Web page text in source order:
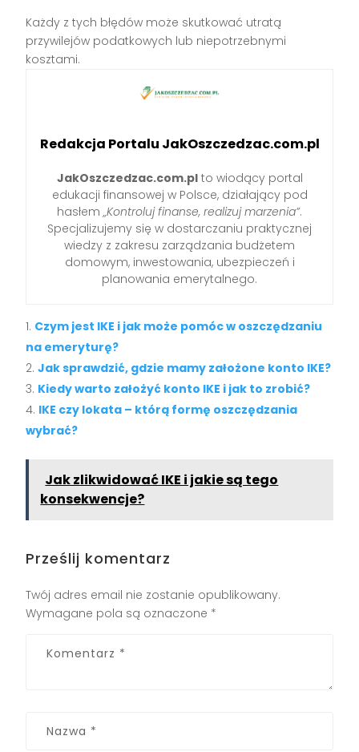
Każdy z tych błędów może skutkować utratą
przywilejów podatkowych lub niepotrzebnymi
kosztami.
Redakcja Portalu JakOszczedzac.com.pl
JakOszczedzac.com.plto wiodący portal
edukacji finansowej w Polsce, działający pod
hasłem „Kontroluj finanse, realizuj marzenia”.
Specjalizujemy się w dostarczaniu praktycznej
wiedzy z zakresu zarządzania budżetem
domowym, inwestowania, ubezpieczeń i
planowania emerytalnego.
Czym jest IKE i jak może pomóc w oszczędzaniu
na emeryturę?
Jak sprawdzić, gdzie mamy założone konto IKE?
Kiedy warto założyć konto IKE i jak to zrobić?
IKE czy lokata – którą formę oszczędzania
wybrać?
Jak zlikwidować IKE i jakie są tego
konsekwencje?
Prześlij komentarz
Twój adres email nie zostanie opublikowany.
Wymagane pola są oznaczone *